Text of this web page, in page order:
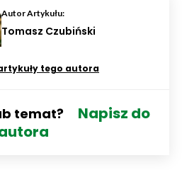
Autor Artykułu:
Tomasz Czubiński
tego autora
temat?
Napisz do